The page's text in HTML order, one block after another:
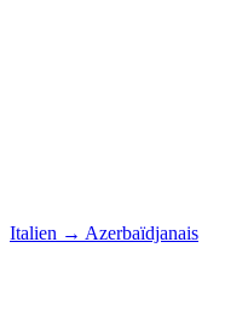
Italien → Azerbaïdjanais